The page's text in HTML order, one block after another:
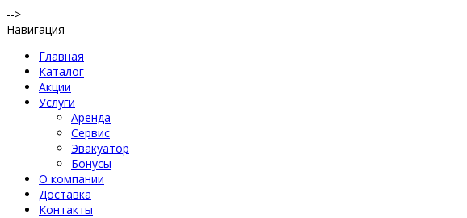
-->
Навигация
Главная
Каталог
Акции
Услуги
Аренда
Сервис
Эвакуатор
Бонусы
О компании
Доставка
Контакты